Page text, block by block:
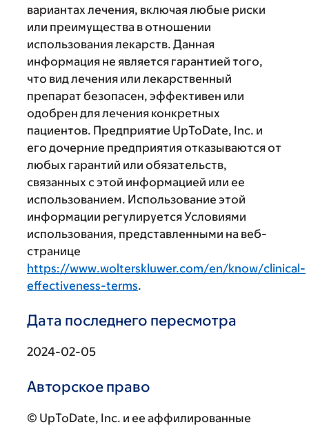
вариантах лечения, включая любые риски
или преимущества в отношении
использования лекарств. Данная
информация не является гарантией того,
что вид лечения или лекарственный
препарат безопасен, эффективен или
одобрен для лечения конкретных
пациентов. Предприятие UpToDate, Inc. и
его дочерние предприятия отказываются от
любых гарантий или обязательств,
связанных с этой информацией или ее
использованием. Использование этой
информации регулируется Условиями
использования, представленными на веб-
странице
https://www.wolterskluwer.com/en/know/clinical-
effectiveness-terms.
Дата последнего пересмотра
2024-02-05
Авторское право
© UpToDate, Inc. и ее аффилированные